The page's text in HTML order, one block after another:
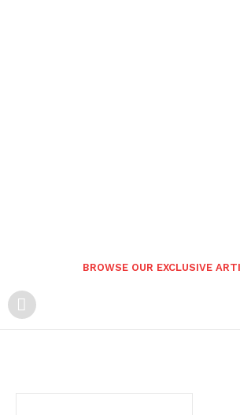
BROWSE OUR EXCLUSIVE